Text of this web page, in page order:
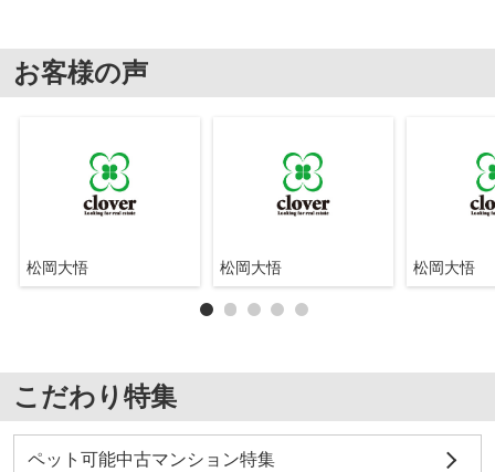
お客様の声
松岡大悟 松岡大悟 松岡大悟
こだわり特集
ペット可能中古マンション特集